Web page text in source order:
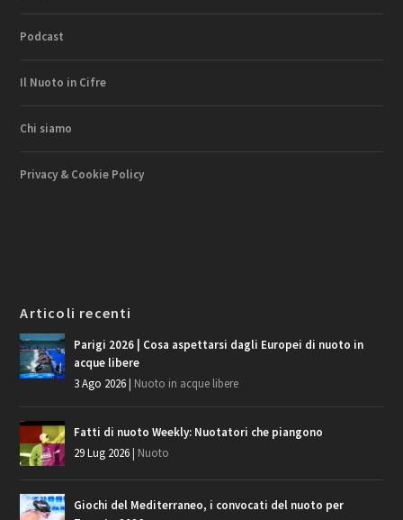
Podcast
Il Nuoto in Cifre
Chi siamo
Privacy & Cookie Policy
Articoli recenti
Parigi 2026 | Cosa aspettarsi dagli Europei di nuoto in
acque libere
3 Ago 2026| Nuoto in acque libere
Fatti di nuoto Weekly: Nuotatori che piangono
29 Lug 2026| Nuoto
Giochi del Mediterraneo, i convocati del nuoto per